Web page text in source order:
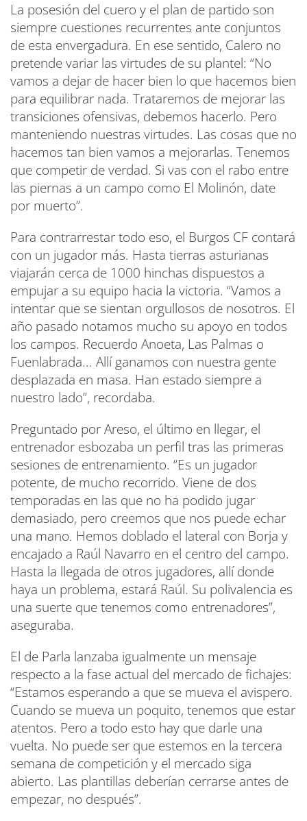
La posesión del cuero y el plan de partido son
siempre cuestiones recurrentes ante conjuntos
de esta envergadura. En ese sentido, Calero no
pretende variar las virtudes de su plantel: “No
vamos a dejar de hacer bien lo que hacemos bien
para equilibrar nada. Trataremos de mejorar las
transiciones ofensivas, debemos hacerlo. Pero
manteniendo nuestras virtudes. Las cosas que no
hacemos tan bien vamos a mejorarlas. Tenemos
que competir de verdad. Si vas con el rabo entre
las piernas a un campo como El Molinón, date
por muerto”.
Para contrarrestar todo eso, el Burgos CF contará
con un jugador más. Hasta tierras asturianas
viajarán cerca de 1000 hinchas dispuestos a
empujar a su equipo hacia la victoria. “Vamos a
intentar que se sientan orgullosos de nosotros. El
año pasado notamos mucho su apoyo en todos
los campos. Recuerdo Anoeta, Las Palmas o
Fuenlabrada... Allí ganamos con nuestra gente
desplazada en masa. Han estado siempre a
nuestro lado”, recordaba.
Preguntado por Areso, el último en llegar, el
entrenador esbozaba un perfil tras las primeras
sesiones de entrenamiento. “Es un jugador
potente, de mucho recorrido. Viene de dos
temporadas en las que no ha podido jugar
demasiado, pero creemos que nos puede echar
una mano. Hemos doblado el lateral con Borja y
encajado a Raúl Navarro en el centro del campo.
Hasta la llegada de otros jugadores, allí donde
haya un problema, estará Raúl. Su polivalencia es
una suerte que tenemos como entrenadores”,
aseguraba.
El de Parla lanzaba igualmente un mensaje
respecto a la fase actual del mercado de fichajes:
“Estamos esperando a que se mueva el avispero.
Cuando se mueva un poquito, tenemos que estar
atentos. Pero a todo esto hay que darle una
vuelta. No puede ser que estemos en la tercera
semana de competición y el mercado siga
abierto. Las plantillas deberían cerrarse antes de
empezar, no después”.